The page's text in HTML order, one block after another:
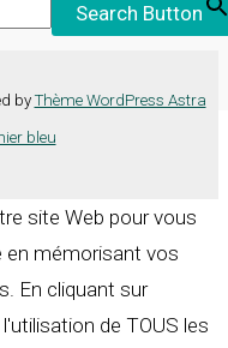
Search Button
by Thème WordPress Astra
bleu
site Web pour vous
en mémorisant vos
En cliquant sur
de TOUS les